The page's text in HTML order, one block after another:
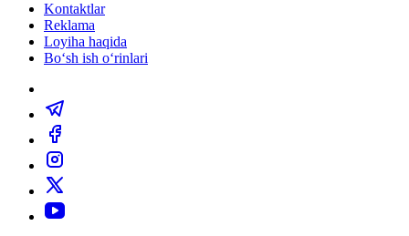
Kontaktlar
Reklama
Loyiha haqida
Bo‘sh ish o‘rinlari